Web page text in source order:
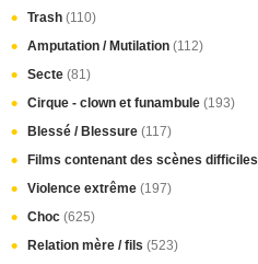
Trash (110)
Amputation / Mutilation (112)
Secte (81)
Cirque - clown et funambule (193)
Blessé / Blessure (117)
Films contenant des scènes difficiles
Violence extrême (197)
Choc (625)
Relation mère / fils (523)